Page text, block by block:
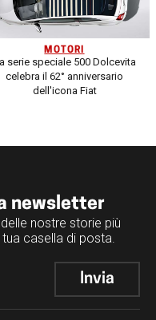
MOTORI
serie speciale 500 Dolcevita
celebra il 62° anniversario
dell'icona Fiat
newsletter
nostre storie più
casella di posta.